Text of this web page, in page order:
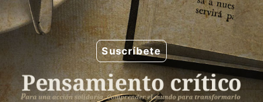
Saltar
al
contenido
Suscríbete